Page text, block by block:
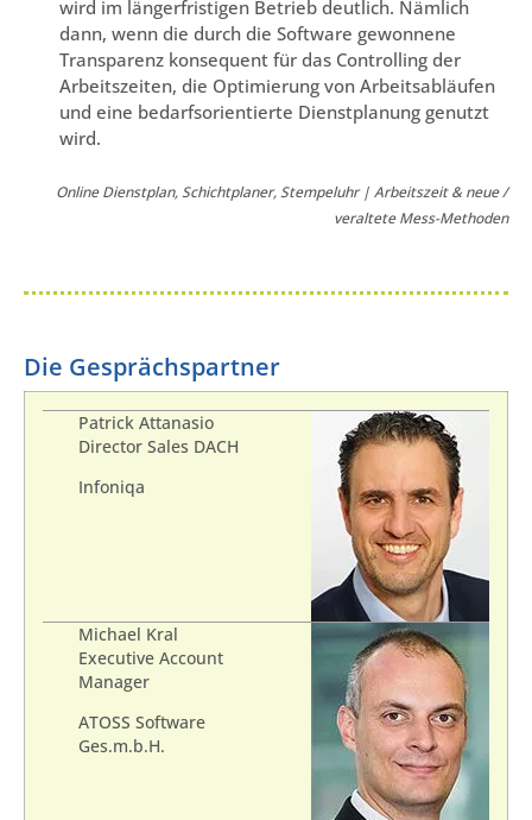
wird im längerfristigen Betrieb deutlich. Nämlich
dann, wenn die durch die Software gewonnene
Transparenz konsequent für das Controlling der
Arbeitszeiten, die Optimierung von Arbeitsabläufen
und eine bedarfsorientierte Dienstplanung genutzt
wird.
Online Dienstplan, Schichtplaner, Stempeluhr | Arbeitszeit & neue /
veraltete Mess-Methoden
Die Gesprächspartner
Patrick Attanasio
Director Sales DACH
Infoniqa
Michael Kral
Executive Account
Manager
ATOSS Software
Ges.m.b.H.